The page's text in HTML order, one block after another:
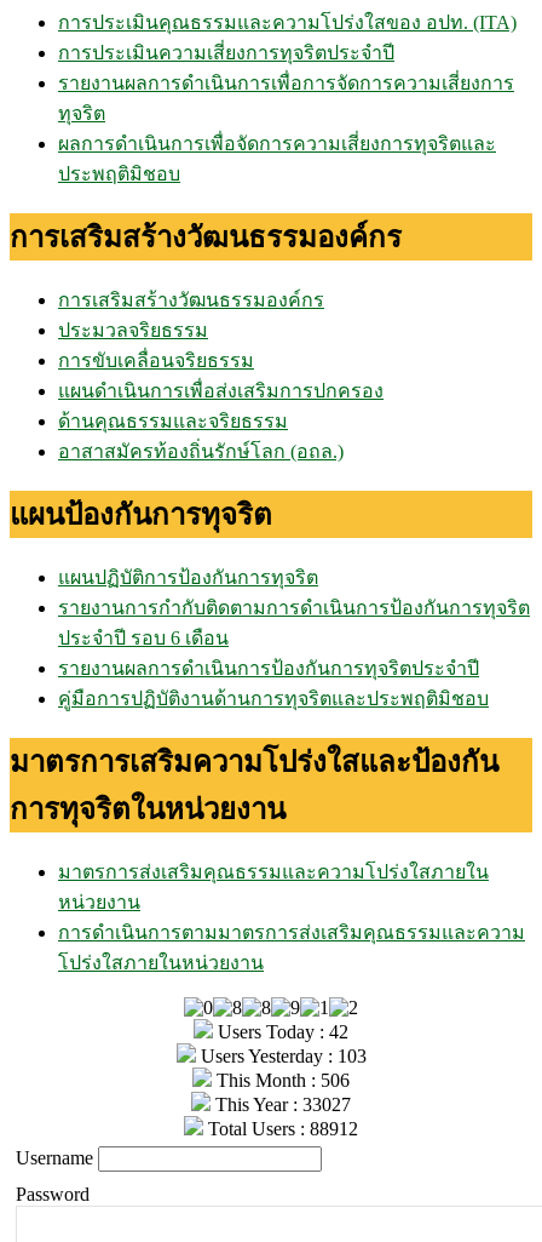
การประเมินคุณธรรมและความโปร่งใสของ อปท. (ITA)
การประเมินความเสี่ยงการทุจริตประจำปี
รายงานผลการดำเนินการเพื่อการจัดการความเสี่ยงการ
ทุจริต
ผลการดำเนินการเพื่อจัดการความเสี่ยงการทุจริตและ
ประพฤติมิชอบ
การเสริมสร้างวัฒนธรรมองค์กร
การเสริมสร้างวัฒนธรรมองค์กร
ประมวลจริยธรรม
การขับเคลื่อนจริยธรรม
แผนดำเนินการเพื่อส่งเสริมการปกครอง
ด้านคุณธรรมและจริยธรรม
อาสาสมัครท้องถิ่นรักษ์โลก (อถล.)
แผนป้องกันการทุจริต
แผนปฏิบัติการป้องกันการทุจริต
รายงานการกำกับติดตามการดำเนินการป้องกันการทุจริต
ประจำปี รอบ 6 เดือน
รายงานผลการดำเนินการป้องกันการทุจริตประจำปี
คู่มือการปฏิบัติงานด้านการทุจริตและประพฤติมิชอบ
มาตรการเสริมความโปร่งใสและป้องกัน
การทุจริตในหน่วยงาน
มาตรการส่งเสริมคุณธรรมและความโปร่งใสภายใน
หน่วยงาน
การดำเนินการตามมาตรการส่งเสริมคุณธรรมและความ
โปร่งใสภายในหน่วยงาน
Users Today : 42
Users Yesterday : 103
This Month : 506
This Year : 33027
Total Users : 88912
Username
Password